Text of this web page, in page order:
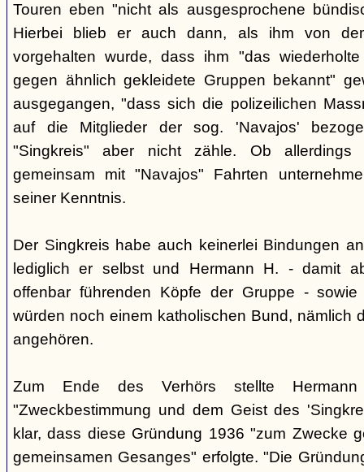
Touren eben "nicht als ausgesprochene
Hierbei blieb er auch dann, als ihm von
vorgehalten wurde, dass ihm "das
gegen ähnlich gekleidete Gruppen bekannt"
ausgegangen, "dass sich die polizeilichen
auf die Mitglieder der sog. 'Navajos'
"Singkreis" aber nicht zähle. Ob allerdings
gemeinsam mit "Navajos" Fahrten
seiner Kenntnis.
Der Singkreis habe auch keinerlei Bindungen
lediglich er selbst und Hermann H. - damit
offenbar führenden Köpfe der Gruppe -
würden noch einem katholischen Bund, nämlich
angehören.
Zum Ende des Verhörs stellte
"Zweckbestimmung und dem Geist des
klar, dass diese Gründung 1936 "zum Zwecke
gemeinsamen Gesanges" erfolgte. "Die